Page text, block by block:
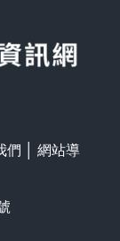
們
網站導